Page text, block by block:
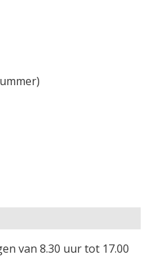
van 8.30 uur tot 17.00